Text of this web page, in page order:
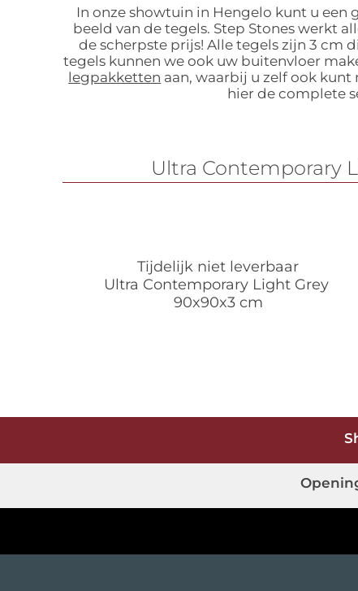
In onze showtuin in Hengelo kunt u
beeld van de tegels. Step Stones werkt
de scherpste prijs! Alle tegels zijn 3 cm
tegels kunnen we ook uw buitenvloer
legpakketten aan, waarbij u zelf ook
hier de complete
Ultra Contemporary
Tijdelijk niet leverbaar
Ultra Contemporary Light Grey
90x90x3 cm